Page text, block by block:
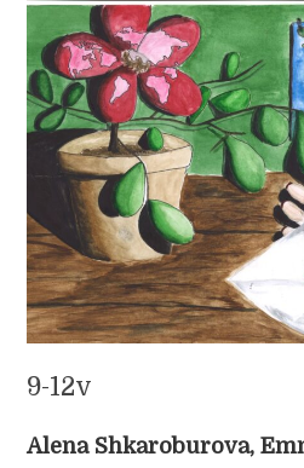
9-12v
Alena Shkaroburova,